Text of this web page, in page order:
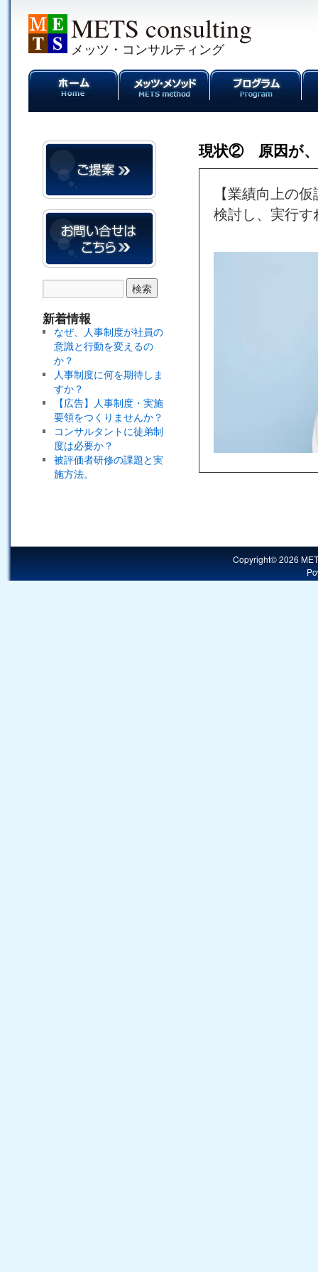
METS consulting
メッツ・コンサルティング
新着情報
なぜ、人事制度が社員の
意識と行動を変えるの
か？
人事制度に何を期待しま
すか？
【広告】人事制度・実施
要領をつくりませんか？
コンサルタントに徒弟制
度は必要か？
被評価者研修の課題と実
施方法。
現状② 原因が
【業績向上の
検討し、実行
Copyright© 2026